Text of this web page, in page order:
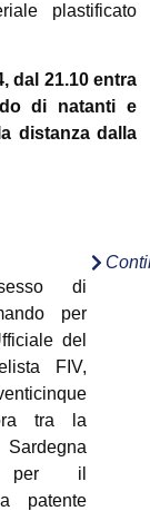
plastificato
dal 21.10 entra
di natanti e
distanza dalla
di
per
del
FIV,
tra la
per il
patente